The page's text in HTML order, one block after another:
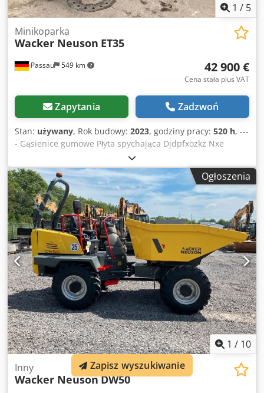
1 / 5
Passau 549 km
Minikoparka
Wacker Neuson ET35
42 900 €
Cena stała plus VAT
Zapytania Zadzwoń
Stan: używany, Rok budowy: 2023, godziny pracy: 520 h, ---
- Gąsienice gumowe Płyta spychająca Djdpfxozkz Nxe
Acqskr W zestawie: szybkozłącze Powertilt HS03 z
zaczepem Lokalizacja: Norymberga
Ogłoszenia
1 / 10
Inny
Wacker NeusonDW50
Zapisz wyszukiwanie